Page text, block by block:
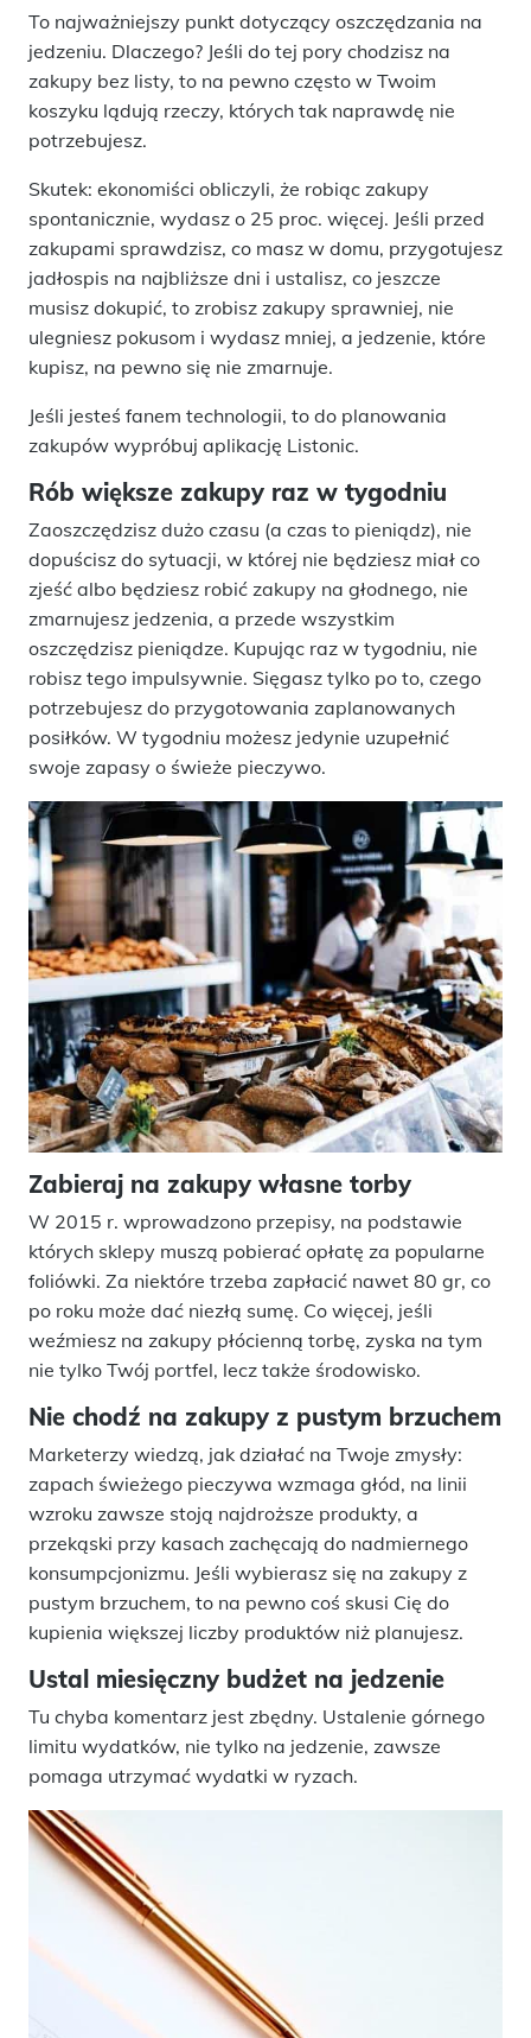
To najważniejszy punkt dotyczący oszczędzania na
jedzeniu. Dlaczego? Jeśli do tej pory chodzisz na
zakupy bez listy, to na pewno często w Twoim
koszyku lądują rzeczy, których tak naprawdę nie
potrzebujesz.
Skutek: ekonomiści obliczyli, że robiąc zakupy
spontanicznie, wydasz o 25 proc. więcej. Jeśli przed
zakupami sprawdzisz, co masz w domu, przygotujesz
jadłospis na najbliższe dni i ustalisz, co jeszcze
musisz dokupić, to zrobisz zakupy sprawniej, nie
ulegniesz pokusom i wydasz mniej, a jedzenie, które
kupisz, na pewno się nie zmarnuje.
Jeśli jesteś fanem technologii, to do planowania
zakupów wypróbuj aplikację Listonic.
Rób większe zakupy raz w tygodniu
Zaoszczędzisz dużo czasu (a czas to pieniądz), nie
dopuścisz do sytuacji, w której nie będziesz miał co
zjeść albo będziesz robić zakupy na głodnego, nie
zmarnujesz jedzenia, a przede wszystkim
oszczędzisz pieniądze. Kupując raz w tygodniu, nie
robisz tego impulsywnie. Sięgasz tylko po to, czego
potrzebujesz do przygotowania zaplanowanych
posiłków. W tygodniu możesz jedynie uzupełnić
swoje zapasy o świeże pieczywo.
Zabieraj na zakupy własne torby
W 2015 r. wprowadzono przepisy, na podstawie
których sklepy muszą pobierać opłatę za popularne
foliówki. Za niektóre trzeba zapłacić nawet 80 gr, co
po roku może dać niezłą sumę. Co więcej, jeśli
weźmiesz na zakupy płócienną torbę, zyska na tym
nie tylko Twój portfel, lecz także środowisko.
Nie chodź na zakupy z pustym brzuchem
Marketerzy wiedzą, jak działać na Twoje zmysły:
zapach świeżego pieczywa wzmaga głód, na linii
wzroku zawsze stoją najdroższe produkty, a
przekąski przy kasach zachęcają do nadmiernego
konsumpcjonizmu. Jeśli wybierasz się na zakupy z
pustym brzuchem, to na pewno coś skusi Cię do
kupienia większej liczby produktów niż planujesz.
Ustal miesięczny budżet na jedzenie
Tu chyba komentarz jest zbędny. Ustalenie górnego
limitu wydatków, nie tylko na jedzenie, zawsze
pomaga utrzymać wydatki w ryzach.